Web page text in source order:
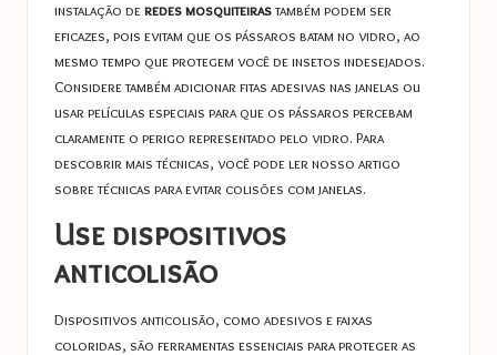
instalação deredes mosquiteirastambém podem ser
eficazes, pois evitam que os pássaros batam no vidro, ao
mesmo tempo que protegem você de insetos indesejados.
Considere também adicionar fitas adesivas nas janelas ou
usar películas especiais para que os pássaros percebam
claramente o perigo representado pelo vidro. Para
descobrir mais técnicas, você pode ler nosso artigo
sobretécnicas para evitar colisões com janelas.
Use dispositivos
anticolisão
Dispositivos anticolisão, como adesivos e faixas
coloridas, são ferramentas essenciais para proteger as